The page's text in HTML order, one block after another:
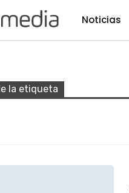
Noticias
la etiqueta